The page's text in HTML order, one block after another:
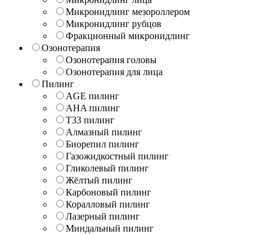
Микронидлинг мезороллером
Микронидлинг рубцов
Фракционный микронидлинг
Озонотерапия
Озонотерапия головы
Озонотерапия для лица
Пилинг
AGE пилинг
AHA пилинг
T33 пилинг
Алмазный пилинг
Биорепил пилинг
Газожидкостный пилинг
Гликолевый пилинг
Жёлтый пилинг
Карбоновый пилинг
Коралловый пилинг
Лазерный пилинг
Миндальный пилинг